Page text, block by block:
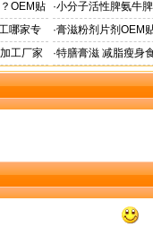
OEM贴
·小分子活性脾氨牛
格
哪家专
·膏滋粉剂片剂OEM
工厂家 ·特膳膏滋 减脂瘦身
务商